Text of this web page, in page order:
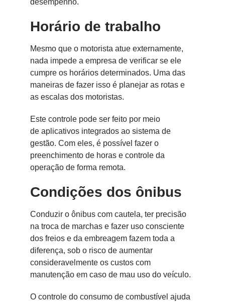
desempenho.
Horário de trabalho
Mesmo que o motorista atue externamente,
nada impede a empresa de verificar se ele
cumpre os horários determinados. Uma das
maneiras de fazer isso é planejar as rotas e
as escalas dos motoristas.
Este controle pode ser feito por meio
de aplicativos integrados ao sistema de
gestão. Com eles, é possível fazer o
preenchimento de horas e controle da
operação de forma remota.
Condições dos ônibus
Conduzir o ônibus com cautela, ter precisão
na troca de marchas e fazer uso consciente
dos freios e da embreagem fazem toda a
diferença, sob o risco de aumentar
consideravelmente os custos com
manutenção em caso de mau uso do veículo.
O controle do consumo de combustível ajuda